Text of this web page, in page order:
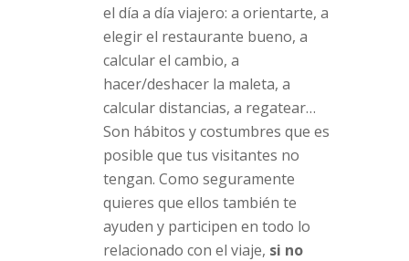
el día a día viajero: a orientarte, a
elegir el restaurante bueno, a
calcular el cambio, a
hacer/deshacer la maleta, a
calcular distancias, a regatear…
Son hábitos y costumbres que es
posible que tus visitantes no
tengan. Como seguramente
quieres que ellos también te
ayuden y participen en todo lo
relacionado con el viaje, si no